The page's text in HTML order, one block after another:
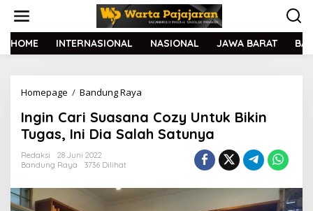
t
HOME INTERNASIONAL NASIONAL JAWA BARAT
Homepage / Bandung Raya
g
i
n
Ingin Cari Suasana Cozy Untuk Bikin
Tugas, Ini Dia Salah Satunya
Redaksi
28 Juni 2022
Bandung Raya
3736 Dilihat